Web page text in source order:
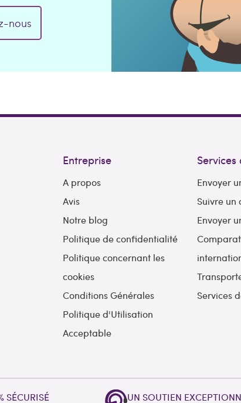
nous
Entreprise
A propos
Avis
Notre blog
Politique de confidentialité
Politique concernant les
cookies
Conditions Générales
Politique d'Utilisation
Acceptable
Envoyer
Suivre un
Envoyer
Services
SÉCURISÉ UN SOUTIEN